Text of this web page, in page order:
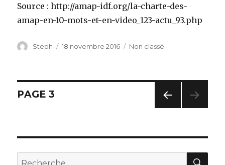
Source : http://amap-idf.org/la-charte-des-
amap-en-10-mots-et-en-video_123-actu_93.php
Auteur
Steph
Publié
18 novembre 2016 Catégories
Non classé
Navigation
articles
ÉDE
NTE
PAGE 3
Recherche